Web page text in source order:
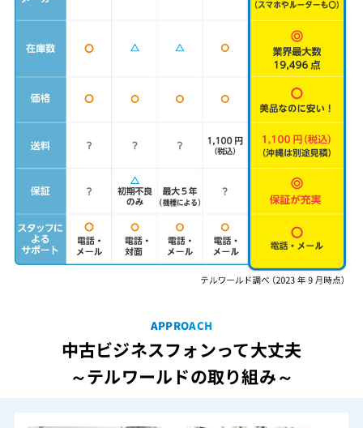
APPROACH
中古ビジネスフォンって大丈夫
～テルワールドの取り組み～